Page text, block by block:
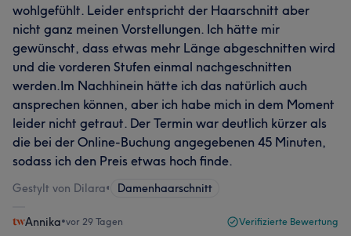
wohlgefühlt. Leider entspricht der Haarschnitt aber
nicht ganz meinen Vorstellungen. Ich hätte mir
gewünscht, dass etwas mehr Länge abgeschnitten wird
und die vorderen Stufen einmal nachgeschnitten
werden.Im Nachhinein hätte ich das natürlich auch
ansprechen können, aber ich habe mich in dem Moment
leider nicht getraut. Der Termin war deutlich kürzer als
die bei der Online-Buchung angegebenen 45 Minuten,
sodass ich den Preis etwas hoch finde.
Gestylt von Dilara• Damenhaarschnitt
Annika•vor 29 Tagen Verifizierte Bewertung